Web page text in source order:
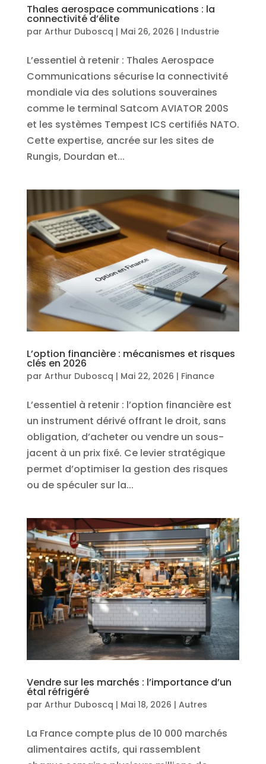
Thales aerospace communications : la
connectivité d’élite
par Arthur Duboscq | Mai 26, 2026 | Industrie
L’essentiel à retenir : Thales Aerospace
Communications sécurise la connectivité
mondiale via des solutions souveraines
comme le terminal Satcom AVIATOR 200S
et les systèmes Tempest ICS certifiés NATO.
Cette expertise, ancrée sur les sites de
Rungis, Dourdan et...
L’option financière : mécanismes et risques
clés en 2026
par Arthur Duboscq | Mai 22, 2026 | Finance
L’essentiel à retenir : l’option financière est
un instrument dérivé offrant le droit, sans
obligation, d’acheter ou vendre un sous-
jacent à un prix fixé. Ce levier stratégique
permet d’optimiser la gestion des risques
ou de spéculer sur la...
Vendre sur les marchés : l’importance d’un
étal réfrigéré
par Arthur Duboscq | Mai 18, 2026 | Autres
La France compte plus de 10 000 marchés
alimentaires actifs, qui rassemblent